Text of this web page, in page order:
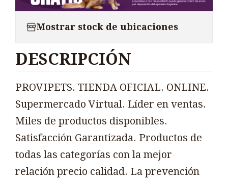
Mostrar stock de ubicaciones
DESCRIPCIÓN
PROVIPETS. TIENDA OFICIAL. ONLINE.
Supermercado Virtual. Líder en ventas.
Miles de productos disponibles.
Satisfacción Garantizada. Productos de
todas las categorías con la mejor
relación precio calidad. La prevención